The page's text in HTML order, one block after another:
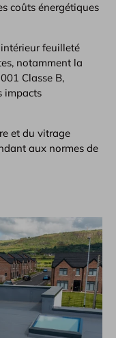
coûts énergétiques
feuilleté
notamment la
Classe B,
impacts
et du vitrage
aux normes de